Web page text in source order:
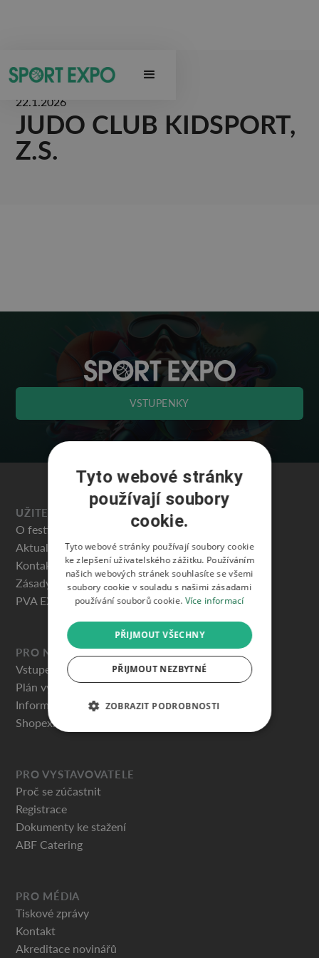
22.1.2026
JUDO CLUB KIDSPORT,
Z.S.
VSTUPENKY
UŽITEČNÉ
O festivalu
Aktuality
Kontakty
Zásady ochrany osobních údajů
PVA EXPO PRAHA
PRO NÁVŠTĚVNÍKY
Vstupenky
Plán výstaviště
Informace pro návštěvníky
Shopex.cz
PRO VYSTAVOVATELE
Proč se zúčastnit
Registrace
Dokumenty ke stažení
ABF Catering
PRO MÉDIA
Tiskové zprávy
Kontakt
Akreditace novinářů
Tyto webové stránky
používají soubory
cookie.
Tyto webové stránky používají soubory cookie
ke zlepšení uživatelského zážitku. Používáním
našich webových stránek souhlasíte se všemi
soubory cookie v souladu s našimi zásadami
používání souborů cookie. Více informací
PŘIJMOUT VŠECHNY
PŘIJMOUT NEZBYTNÉ
ZOBRAZIT PODROBNOSTI